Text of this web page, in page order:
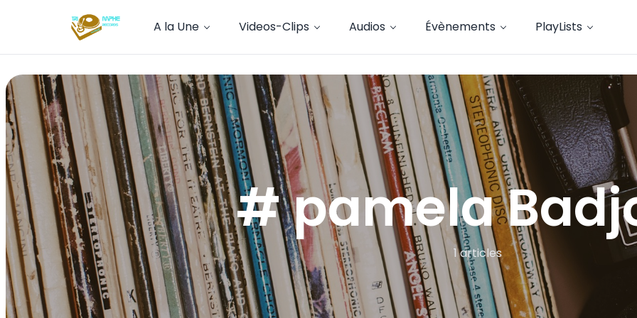
A la Une Videos-Clips Audios Évènements PlayLists
# pamela
1 articles